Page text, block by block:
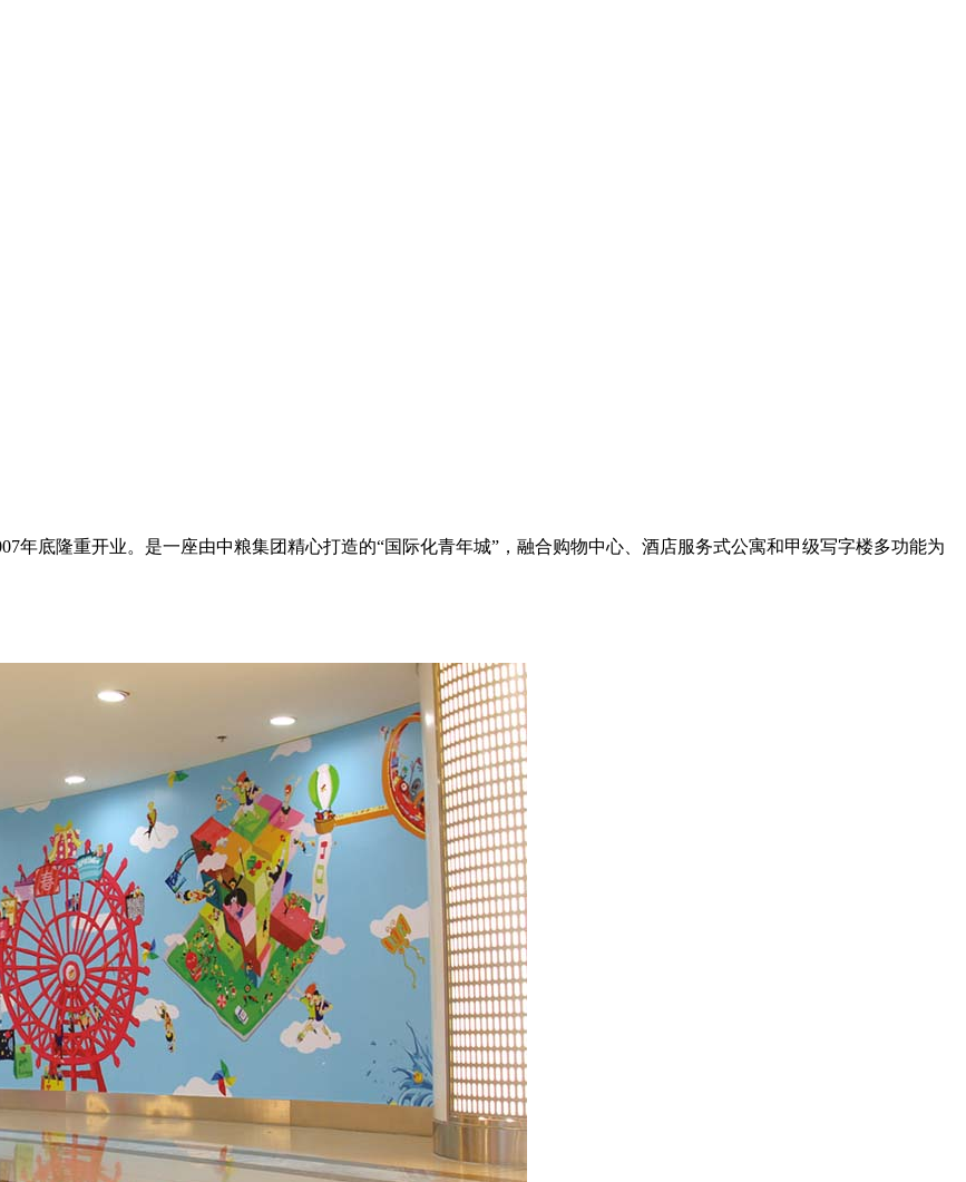
年底隆重开业。是一座由中粮集团精心打造的“国际化青年城”，融合购物中心、酒店服务式公寓和甲级写字楼多功能为